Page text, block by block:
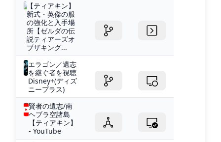
【ティアキン】
新式・英傑の服
の強化と入手場
所【ゼルダの伝
説ティアーズオ
ブザキング...
エラゴン／遺志
を継ぐ者を視聴
Disney+(ディズ
ニープラス)
賢者の遺志/南
ヘブラ空諸島
【ティアキン】
- YouTube